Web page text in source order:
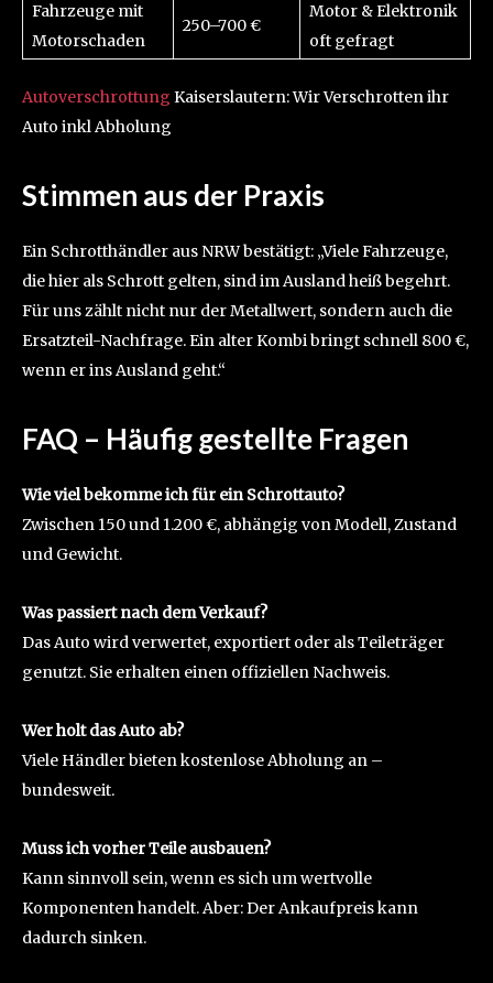
Fahrzeuge mit
Motorschaden
250–700 €
Motor & Elektronik
oft gefragt
Autoverschrottung Kaiserslautern: Wir Verschrotten ihr
Auto inkl Abholung
Stimmen aus der Praxis
Ein Schrotthändler aus NRW bestätigt: „Viele Fahrzeuge,
die hier als Schrott gelten, sind im Ausland heiß begehrt.
Für uns zählt nicht nur der Metallwert, sondern auch die
Ersatzteil-Nachfrage. Ein alter Kombi bringt schnell 800 €,
wenn er ins Ausland geht.“
FAQ – Häufig gestellte Fragen
Wie viel bekomme ich für ein Schrottauto?
Zwischen 150 und 1.200 €, abhängig von Modell, Zustand
und Gewicht.
Was passiert nach dem Verkauf?
Das Auto wird verwertet, exportiert oder als Teileträger
genutzt. Sie erhalten einen offiziellen Nachweis.
Wer holt das Auto ab?
Viele Händler bieten kostenlose Abholung an –
bundesweit.
Muss ich vorher Teile ausbauen?
Kann sinnvoll sein, wenn es sich um wertvolle
Komponenten handelt. Aber: Der Ankaufpreis kann
dadurch sinken.